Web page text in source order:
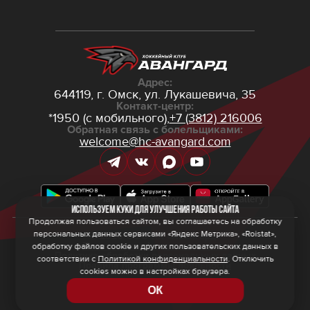
Адрес:
644119, г. Омск, ул. Лукашевича, 35
Контакт-центр:
*1950 (с мобильного),+7 (3812) 216006
Обратная связь с болельщиками:
welcome@hc-avangard.com
© 2026 ООО ХК «Авангард»
Политика конфиденциальности
Политика обработки персональных данных
Правила программы лояльности
Используем куки для улучшения работы сайта
Продолжая пользоваться сайтом, вы соглашаетесь на обработку
персональных данных сервисами «Яндекс Метрика», «Roistat»,
обработку файлов cookie и других пользовательских данных в
соответствии с Политикой конфиденциальности. Отключить
cookies можно в настройках браузера.
ОК